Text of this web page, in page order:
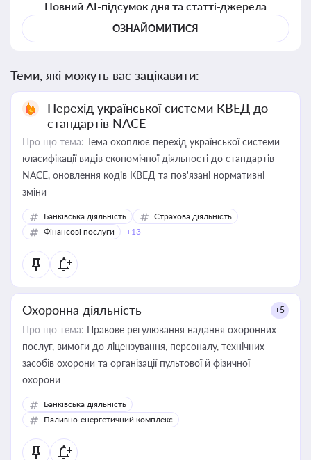
Повний AI-підсумок дня та статті-джерела
ОЗНАЙОМИТИСЯ
Теми, які можуть вас зацікавити:
Перехід української системи КВЕД до
стандартів NACE
Про що тема: Тема охоплює перехід української системи
класифікації видів економічної діяльності до стандартів
NACE, оновлення кодів КВЕД та пов'язані нормативні
зміни
Банківська діяльність
Страхова діяльність
Фінансові послуги
+13
Охоронна діяльність +5
Про що тема: Правове регулювання надання охоронних
послуг, вимоги до ліцензування, персоналу, технічних
засобів охорони та організації пультової й фізичної
охорони
Банківська діяльність
Паливно-енергетичний комплекс